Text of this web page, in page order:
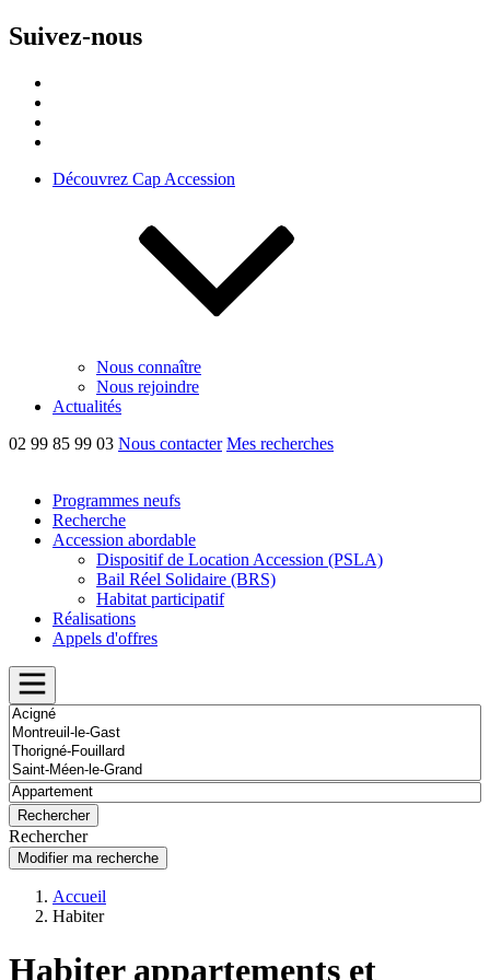
Suivez-nous
Découvrez Cap Accession
Nous connaître
Nous rejoindre
Actualités
02 99 85 99 03 Nous contacter Mes recherches
Programmes neufs
Recherche
Accession abordable
Dispositif de Location Accession (PSLA)
Bail Réel Solidaire (BRS)
Habitat participatif
Réalisations
Appels d'offres
Rechercher
Modifier ma recherche
Accueil
Habiter
Habiter appartements et